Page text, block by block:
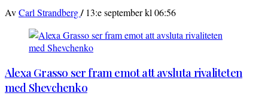
AvCarl Strandberg/ 13:e september kl 06:56
Alexa Grasso ser fram emot att avsluta rivaliteten
med Shevchenko